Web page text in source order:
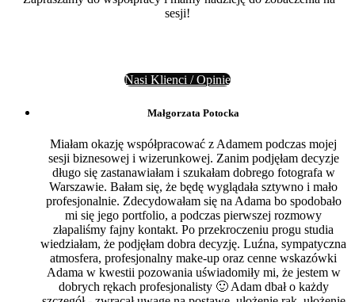
sesji!
Nasi Klienci / Opinie
Małgorzata Potocka
Miałam okazję współpracować z Adamem podczas mojej
sesji biznesowej i wizerunkowej. Zanim podjęłam decyzje
długo się zastanawiałam i szukałam dobrego fotografa w
Warszawie. Bałam się, że będę wyglądała sztywno i mało
profesjonalnie. Zdecydowałam się na Adama bo spodobało
mi się jego portfolio, a podczas pierwszej rozmowy
złapaliśmy fajny kontakt. Po przekroczeniu progu studia
wiedziałam, że podjęłam dobra decyzję. Luźna, sympatyczna
atmosfera, profesjonalny make-up oraz cenne wskazówki
Adama w kwestii pozowania uświadomiły mi, że jestem w
dobrych rękach profesjonalisty 🙂 Adam dbał o każdy